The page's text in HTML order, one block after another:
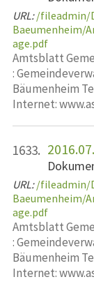
URL: /fileadmin/
Baeumenheim/
age.pdf
Amtsblatt
:
Bäumenheim
Internet:
1633.
URL: /fileadmin/
Baeumenheim/
age.pdf
Amtsblatt
:
Bäumenheim
Internet: